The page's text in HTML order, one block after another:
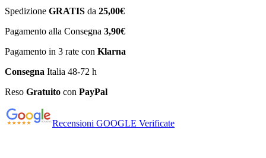
Spedizione GRATIS da 25,00€
Pagamento alla Consegna 3,90€
Pagamento in 3 rate con Klarna
Consegna Italia 48-72 h
Reso Gratuito con PayPal
Recensioni GOOGLE Verificate